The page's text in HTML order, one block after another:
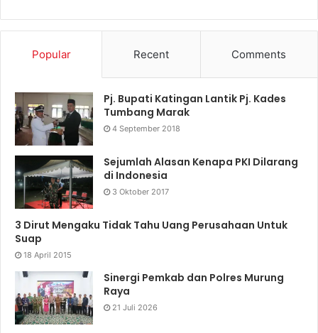
Popular Recent Comments
Pj. Bupati Katingan Lantik Pj. Kades
Tumbang Marak
4 September 2018
Sejumlah Alasan Kenapa PKI Dilarang
di Indonesia
3 Oktober 2017
3 Dirut Mengaku Tidak Tahu Uang Perusahaan Untuk
Suap
18 April 2015
Sinergi Pemkab dan Polres Murung
Raya
21 Juli 2026